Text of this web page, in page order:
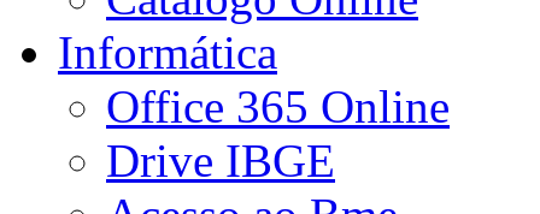
Informática
Office 365 Online
Drive IBGE